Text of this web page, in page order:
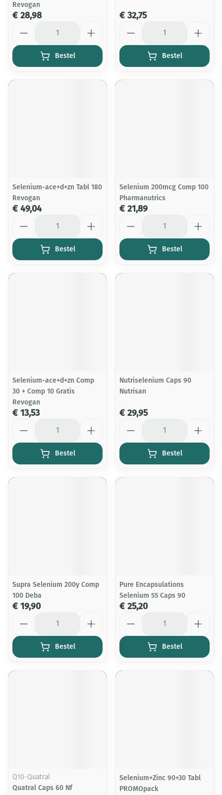
Revogan
€ 28,98
Bestel
€ 32,75
Bestel
Selenium-ace+d+zn Tabl 180
Revogan
€ 49,04
Bestel
Selenium 200mcg Comp 100
Pharmanutrics
€ 21,89
Bestel
Selenium-ace+d+zn Comp
30 + Comp 10 Gratis
Revogan
€ 13,53
Bestel
Nutriselenium Caps 90
Nutrisan
€ 29,95
Bestel
Supra Selenium 200y Comp
100 Deba
€ 19,90
Bestel
Pure Encapsulations
Selenium 55 Caps 90
€ 25,20
Bestel
Q10-Quatral
Quatral Caps 60 Nf
Selenium+Zinc 90+30 Tabl
PROMOpack